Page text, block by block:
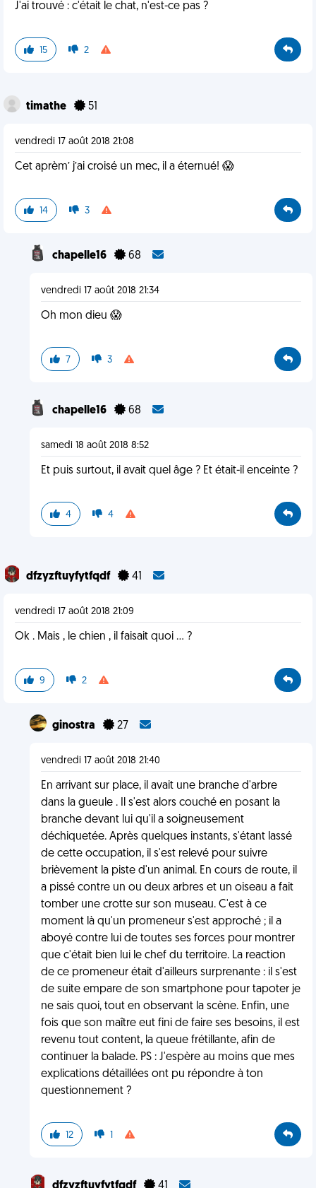
J'ai trouvé : c'était le chat, n'est-ce pas ?
15 2
timathe 51
vendredi 17 août 2018 21:08
Cet aprèm’ j’ai croisé un mec, il a éternué! 😱
14 3
chapelle16 68
vendredi 17 août 2018 21:34
Oh mon dieu 😱
7 3
chapelle16 68
samedi 18 août 2018 8:52
Et puis surtout, il avait quel âge ? Et était-il enceinte ?
4 4
dfzyzftuyfytfqdf 41
vendredi 17 août 2018 21:09
Ok . Mais , le chien , il faisait quoi ... ?
9 2
ginostra 27
vendredi 17 août 2018 21:40
En arrivant sur place, il avait une branche d'arbre
dans la gueule . Il s'est alors couché en posant la
branche devant lui qu'il a soigneusement
déchiquetée. Après quelques instants, s'étant lassé
de cette occupation, il s'est relevé pour suivre
brièvement la piste d'un animal. En cours de route, il
a pissé contre un ou deux arbres et un oiseau a fait
tomber une crotte sur son museau. C'est à ce
moment là qu'un promeneur s'est approché ; il a
aboyé contre lui de toutes ses forces pour montrer
que c'était bien lui le chef du territoire. La reaction
de ce promeneur était d'ailleurs surprenante : il s'est
de suite empare de son smartphone pour tapoter je
ne sais quoi, tout en observant la scène. Enfin, une
fois que son maître eut fini de faire ses besoins, il est
revenu tout content, la queue frétillante, afin de
continuer la balade. PS : J'espère au moins que mes
explications détaillées ont pu répondre à ton
questionnement ?
12 1